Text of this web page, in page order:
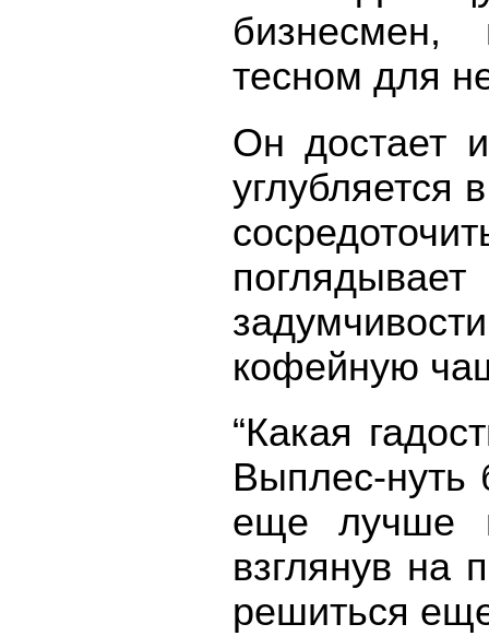
бизнесмен,
тесном для
Он достает
углубляется
кофейную
“Какая
Выплес-нуть
еще лучше
взглянув на
решиться